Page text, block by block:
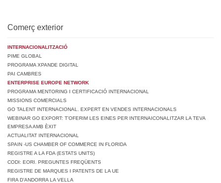
Comerç exterior
INTERNACIONALITZACIÓ
PIME GLOBAL
PROGRAMA XPANDE DIGITAL
PAI CAMBRES
ENTERPRISE EUROPE NETWORK
PROGRAMA MENTORING I CERTIFICACIÓ INTERNACIONAL
MISSIONS COMERCIALS
GO TALENT INTERNACIONAL. EXPERT EN VENDES INTERNACIONALS
WEBINAR GO EXPORT: T’OFERIM LES EINES PER INTERNAICONALITZAR LA TEVA
EMPRESA AMB ÈXIT
ACTUALITAT INTERNACIONAL
SPAIN -US CHAMBER OF COMMERCE IN FLORIDA
REGISTRE A LA FDA (ESTATS UNITS)
CODI: EORI. PREGUNTES FREQÜENTS
REGISTRE DE MARQUES I PATENTS DE LA UE
FIRA D’ANDORRA LA VELLA